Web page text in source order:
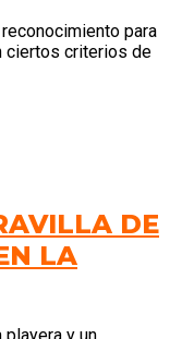
para
ciertos criterios de
DE
LA